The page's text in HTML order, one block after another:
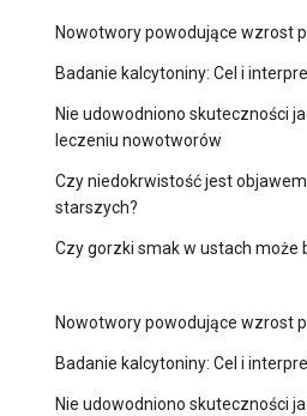
Nowotwory powodujące wzrost
Badanie kalcytoniny: Cel i
Nie udowodniono skuteczności
leczeniu nowotworów
Czy niedokrwistość jest
starszych?
Czy gorzki smak w ustach może
Nowotwory powodujące wzrost
Badanie kalcytoniny: Cel i
Nie udowodniono skuteczności